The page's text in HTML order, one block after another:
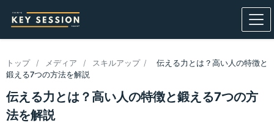
トップ / メディア / スキルアップ /
伝える力とは？高い人の特徴と
鍛える7つの方法を解説
伝える力とは？高い人の特徴と鍛える7つの方
法を解説